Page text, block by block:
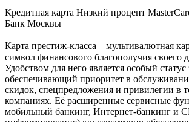
Кредитная карта Низкий процент
Банк Москвы
Карта престиж-класса – мультивалютная
символ финансового благополучия своего
Удобством для него является особый
обеспечивающий приоритет в
скидок, спецпредложения и привилегии в
компаниях. Её расширенные сервисные
мобильный банкинг, Интернет-банкинг и